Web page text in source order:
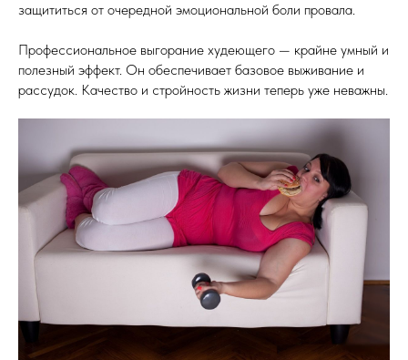
защититься от очередной эмоциональной боли провала.
Профессиональное выгорание худеющего — крайне умный и
полезный эффект. Он обеспечивает базовое выживание и
рассудок. Качество и стройность жизни теперь уже неважны.